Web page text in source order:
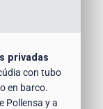
privadas
con tubo
en barco.
Pollensa y a